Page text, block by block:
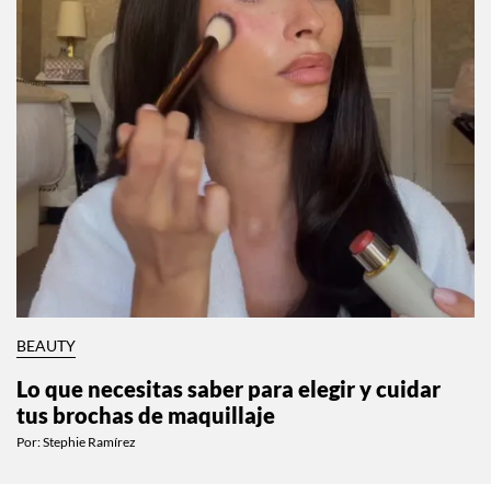
BEAUTY
Lo que necesitas saber para elegir y cuidar
tus brochas de maquillaje
Por:Stephie Ramírez